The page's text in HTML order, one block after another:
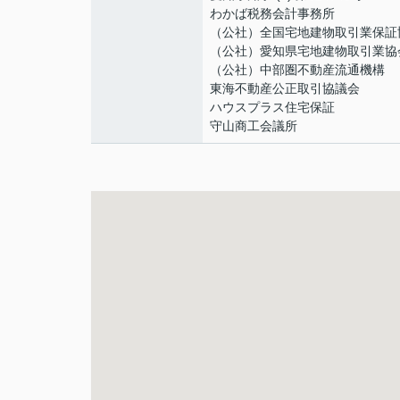
わかば税務会計事務所
（公社）全国宅地建物取引業保証
（公社）愛知県宅地建物取引業協
（公社）中部圏不動産流通機構
東海不動産公正取引協議会
ハウスプラス住宅保証
守山商工会議所